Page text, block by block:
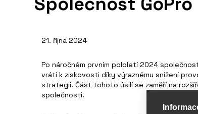
21. října 2024
Po náročném prvním pololetí 2024
vrátí k ziskovosti díky výraznému snížení
strategii. Část tohoto úsilí se zaměří na
společnosti.